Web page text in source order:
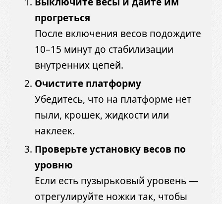
прогреться
После включения весов подождите
10–15 минут до стабилизации
внутренних цепей.
Очистите платформу
Убедитесь, что на платформе нет
пыли, крошек, жидкости или
наклеек.
Проверьте установку весов по
уровню
Если есть пузырьковый уровень —
отрегулируйте ножки так, чтобы